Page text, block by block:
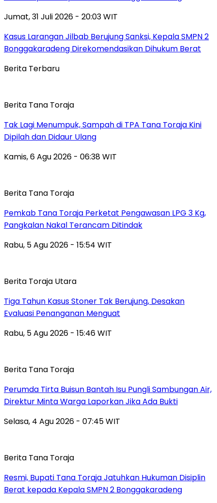
Jumat, 31 Juli 2026 - 20:03 WIT
Kasus Larangan Jilbab Berujung Sanksi, Kepala SMPN 2
Bonggakaradeng Direkomendasikan Dihukum Berat
Berita Terbaru
Berita Tana Toraja
Tak Lagi Menumpuk, Sampah di TPA Tana Toraja Kini
Dipilah dan Didaur Ulang
Kamis, 6 Agu 2026 - 06:38 WIT
Berita Tana Toraja
Pemkab Tana Toraja Perketat Pengawasan LPG 3 Kg,
Pangkalan Nakal Terancam Ditindak
Rabu, 5 Agu 2026 - 15:54 WIT
Berita Toraja Utara
Tiga Tahun Kasus Stoner Tak Berujung, Desakan
Evaluasi Penanganan Menguat
Rabu, 5 Agu 2026 - 15:46 WIT
Berita Tana Toraja
Perumda Tirta Buisun Bantah Isu Pungli Sambungan Air,
Direktur Minta Warga Laporkan Jika Ada Bukti
Selasa, 4 Agu 2026 - 07:45 WIT
Berita Tana Toraja
Resmi, Bupati Tana Toraja Jatuhkan Hukuman Disiplin
Berat kepada Kepala SMPN 2 Bonggakaradeng